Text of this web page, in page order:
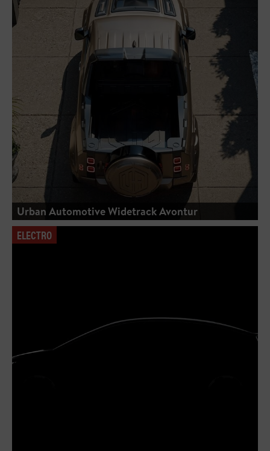
Urban Automotive Widetrack Avontur
ELECTRO